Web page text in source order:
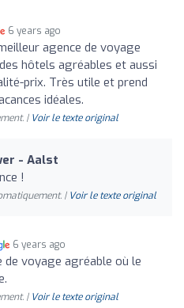
6 years ago
agence de voyage
hôtels agréables et aussi
prix. Très utile et prend
idéales.
| Voir le texte original
- Aalst
!
| Voir le texte original
6 years ago
de voyage agréable où le
| Voir le texte original